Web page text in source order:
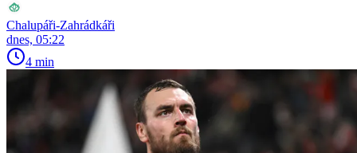
Chalupáři-Zahrádkáři
dnes, 05:22
4 min